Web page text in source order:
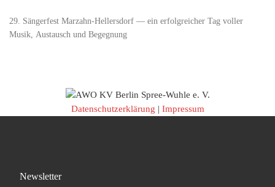
29. Sängerfest Marzahn-Hellersdorf — ein erfolgreicher Tag voller
Musik, Austausch und Begegnung
Datenschutzerklärung | Impressum
Newsletter